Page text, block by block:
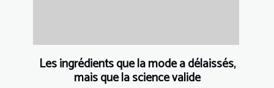
Les ingrédients que la mode a délaissés,
mais que la science valide